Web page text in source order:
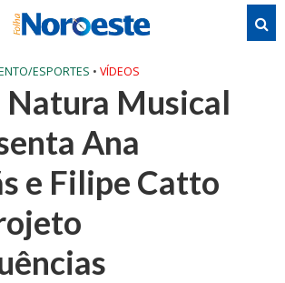
ESPORTES • VÍDEOS
Natura Musical
Ana
e Filipe Catto